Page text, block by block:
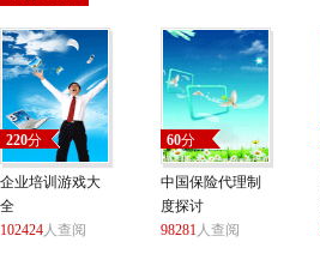
220分
企业培训游戏大
全
102424人查阅
60分
中国保险代理制
度探讨
98281人查阅